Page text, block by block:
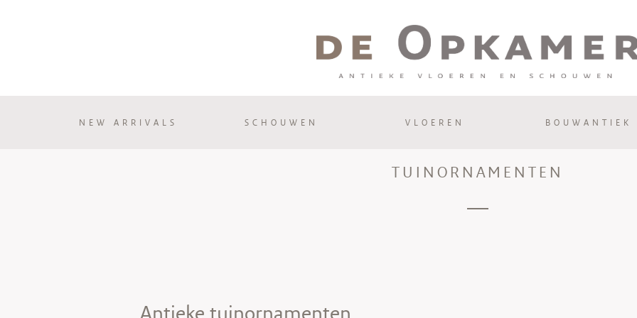
NEW ARRIVALS SCHOUWEN VLOEREN BOUWANTIEK
TUINORNAMENTEN